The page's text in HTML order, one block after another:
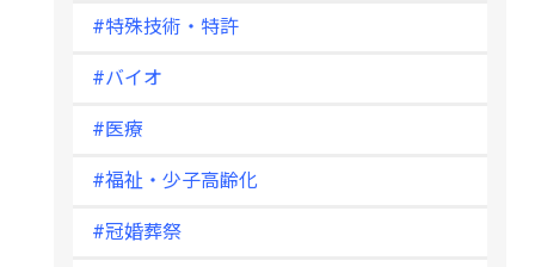
#特殊技術・特許
#バイオ
#医療
#福祉・少子高齢化
#冠婚葬祭